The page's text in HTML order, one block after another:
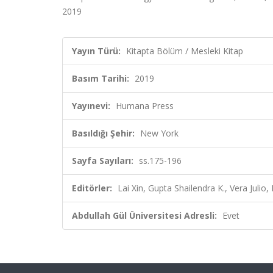
2019
Yayın Türü: Kitapta Bölüm / Mesleki Kitap
Basım Tarihi: 2019
Yayınevi: Humana Press
Basıldığı Şehir: New York
Sayfa Sayıları: ss.175-196
Editörler: Lai Xin, Gupta Shailendra K., Vera Julio,
Abdullah Gül Üniversitesi Adresli: Evet